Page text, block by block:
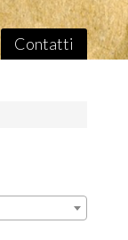
Contatti